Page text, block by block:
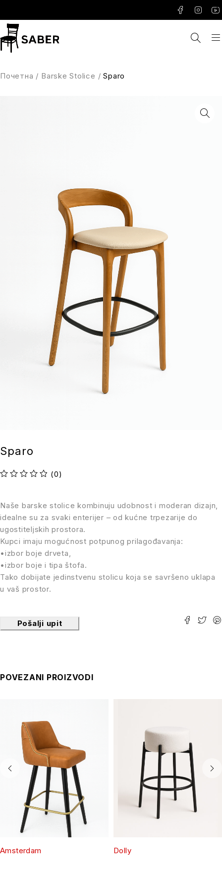
Почетна / Barske Stolice / Sparo
Sparo
(0)
Naše barske stolice kombinuju udobnost i moderan dizajn,
idealne su za svaki enterijer – od kućne trpezarije do
ugostiteljskih prostora.
Kupci imaju mogućnost potpunog prilagođavanja:
•izbor boje drveta,
•izbor boje i tipa štofa.
Tako dobijate jedinstvenu stolicu koja se savršeno uklapa
u vaš prostor.
Pošalji upit
POVEZANI PROIZVODI
Amsterdam Dolly